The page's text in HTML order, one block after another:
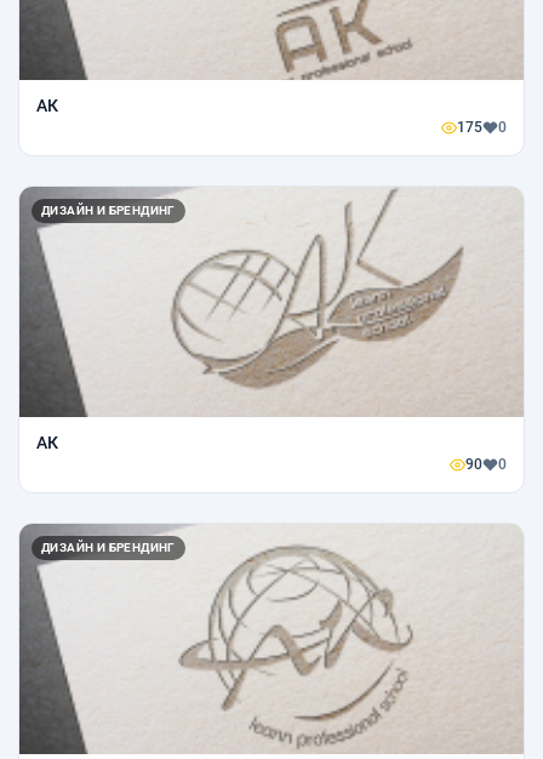
АК
175 0
ДИЗАЙН И БРЕНДИНГ
АК
90 0
ДИЗАЙН И БРЕНДИНГ